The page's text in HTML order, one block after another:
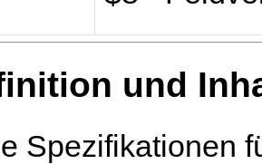
und
Spezifikationen